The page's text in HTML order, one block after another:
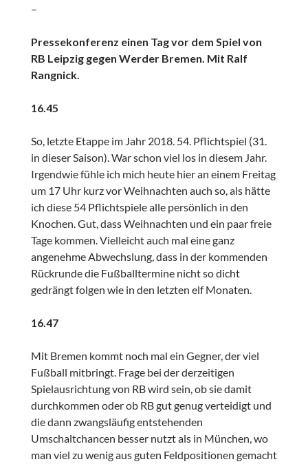
–
Pressekonferenz einen Tag vor dem Spiel von
RB Leipzig gegen Werder Bremen. Mit Ralf
Rangnick.
16.45
So, letzte Etappe im Jahr 2018. 54. Pflichtspiel (31.
in dieser Saison). War schon viel los in diesem Jahr.
Irgendwie fühle ich mich heute hier an einem Freitag
um 17 Uhr kurz vor Weihnachten auch so, als hätte
ich diese 54 Pflichtspiele alle persönlich in den
Knochen. Gut, dass Weihnachten und ein paar freie
Tage kommen. Vielleicht auch mal eine ganz
angenehme Abwechslung, dass in der kommenden
Rückrunde die Fußballtermine nicht so dicht
gedrängt folgen wie in den letzten elf Monaten.
16.47
Mit Bremen kommt noch mal ein Gegner, der viel
Fußball mitbringt. Frage bei der derzeitigen
Spielausrichtung von RB wird sein, ob sie damit
durchkommen oder ob RB gut genug verteidigt und
die dann zwangsläufig entstehenden
Umschaltchancen besser nutzt als in München, wo
man viel zu wenig aus guten Feldpositionen gemacht